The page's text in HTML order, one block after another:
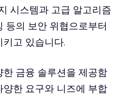
시스템과 고급 알고리즘
등의 보안 위협으로부터
고 있습니다.
금융 솔루션을 제공함
한 요구와 니즈에 부합